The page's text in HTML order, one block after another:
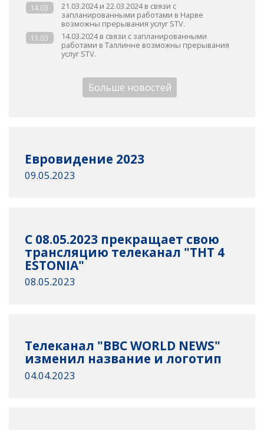
14.03
21.03.2024 и 22.03.2024 в связи с
запланированными работами в Нарве
возможны прерывания услуг STV.
11.03
14.03.2024 в связи с запланированными
работами в Таллинне возможны прерывания
услуг STV.
Больше новостей
Евровидение 2023
09.05.2023
C 08.05.2023 прекращает свою
трансляцию телеканал "ТНТ 4
ESTONIA"
08.05.2023
Телеканал "BBC WORLD NEWS"
изменил название и логотип
04.04.2023